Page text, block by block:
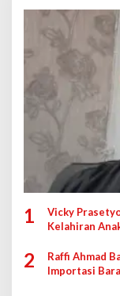
1
Vicky
Kelahiran
2
Raffi Ahmad
Importasi